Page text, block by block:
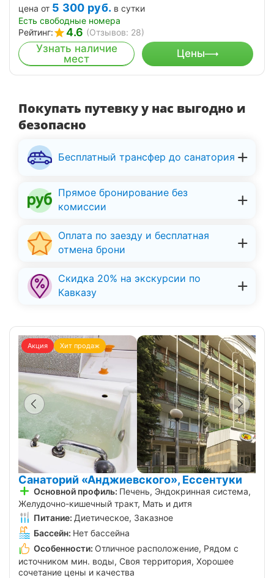
цена от 5 300 руб. в сутки
Есть свободные номера
Рейтинг:
4.6 (Отзывов: 28)
Узнать наличие
мест
Цены
Покупать путевку у нас выгодно и
безопасно
Бесплатный трансфер до санатория
Прямое бронирование без
комиссии
Оплата по заезду и бесплатная
отмена брони
Скидка 20% на экскурсии по
Кавказу
Акция Хит продаж
Санаторий «Анджиевского», Ессентуки
Основной профиль: Печень, Эндокринная система,
Желудочно-кишечный тракт, Мать и дитя
Питание: Диетическое, Заказное
Бассейн: Нет бассейна
Особенности: Отличное расположение, Рядом с
источником мин. воды, Своя территория, Хорошее
сочетание цены и качества